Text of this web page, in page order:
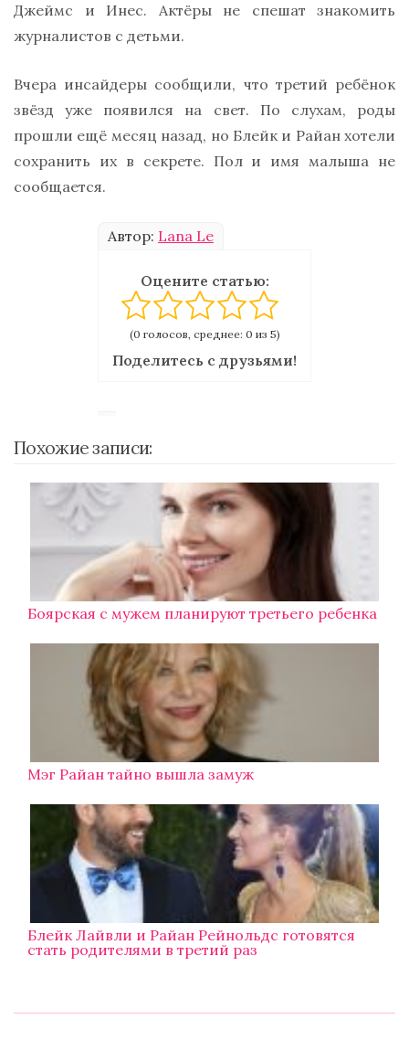
Джеймс и Инес. Актёры не спешат знакомить
журналистов с детьми.
Вчера инсайдеры сообщили, что третий ребёнок
звёзд уже появился на свет. По слухам, роды
прошли ещё месяц назад, но Блейк и Райан хотели
сохранить их в секрете. Пол и имя малыша не
сообщается.
Автор: Lana Le
Оцените статью:
(0 голосов, среднее: 0 из 5)
Поделитесь с друзьями!
Похожие записи:
Боярская с мужем планируют третьего ребенка
Мэг Райан тайно вышла замуж
Блейк Лайвли и Райан Рейнольдс готовятся
стать родителями в третий раз